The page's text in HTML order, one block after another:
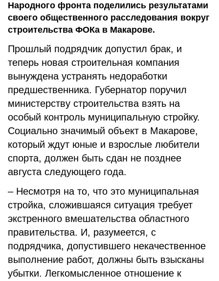
Народного фронта поделились результатами
своего общественного расследования вокруг
строительства ФОКа в Макарове.
Прошлый подрядчик допустил брак, и
теперь новая строительная компания
вынуждена устранять недоработки
предшественника. Губернатор поручил
министерству строительства взять на
особый контроль муниципальную стройку.
Социально значимый объект в Макарове,
который ждут юные и взрослые любители
спорта, должен быть сдан не позднее
августа следующего года.
– Несмотря на то, что это муниципальная
стройка, сложившаяся ситуация требует
экстренного вмешательства областного
правительства. И, разумеется, с
подрядчика, допустившего некачественное
выполнение работ, должны быть взысканы
убытки. Легкомысленное отношение к